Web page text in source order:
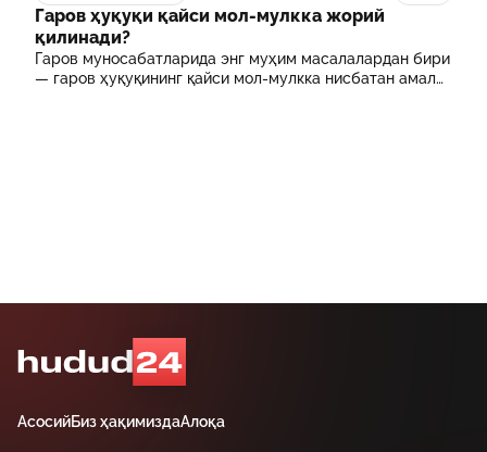
маблағининг бир қисмини қоплаб бериш тартибидир
Гаров ҳуқуқи қайси мол-мулкка жорий
қилинади?
Гаров муносабатларида энг муҳим масалалардан бири
— гаров ҳуқуқининг қайси мол-мулкка нисбатан амал
АсосийБиз ҳақимиздаАлоқа